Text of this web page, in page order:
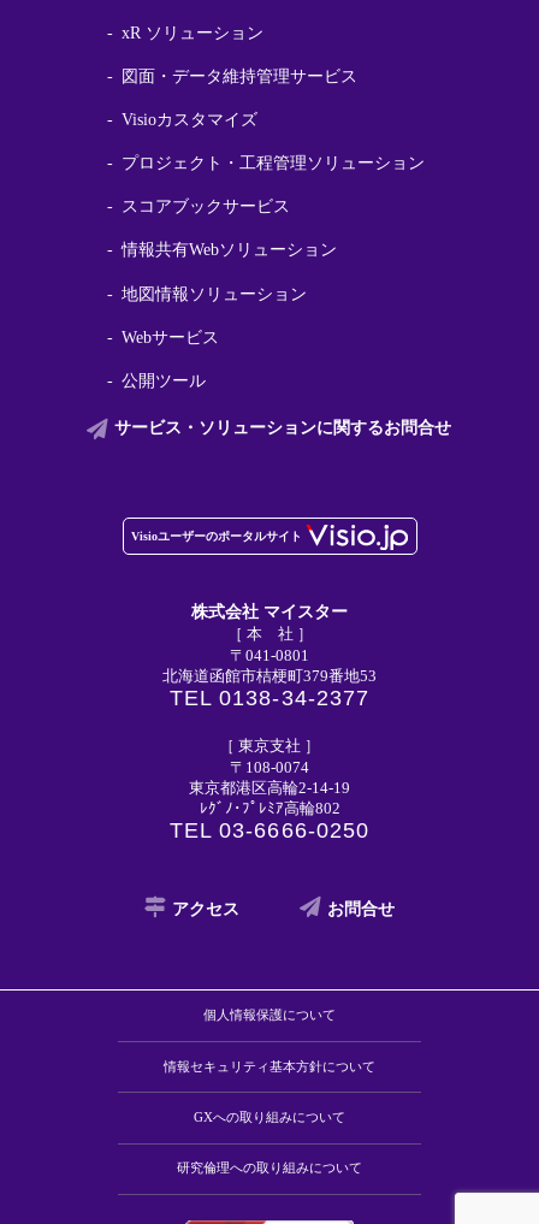
xR ソリューション
図面・データ維持管理サービス
Visioカスタマイズ
プロジェクト・工程管理ソリューション
スコアブックサービス
情報共有Webソリューション
地図情報ソリューション
Webサービス
公開ツール
サービス・ソリューションに関するお問合せ
株式会社 マイスター
［ 本 社 ］
〒041-0801
北海道函館市桔梗町379番地53
TEL 0138-34-2377
［ 東京支社 ］
〒108-0074
東京都港区高輪2-14-19
ﾚｸﾞﾉ･ﾌﾟﾚﾐｱ高輪802
TEL 03-6666-0250
アクセス お問合せ
個人情報保護について
情報セキュリティ基本方針について
GXへの取り組みについて
研究倫理への取り組みについて